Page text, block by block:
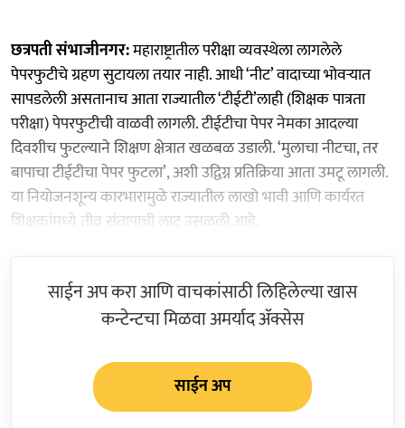
छत्रपती संभाजीनगर:महाराष्ट्रातील परीक्षा व्यवस्थेला लागलेले
पेपरफुटीचे ग्रहण सुटायला तयार नाही. आधी ‘नीट’ वादाच्या भोवऱ्यात
सापडलेली असतानाच आता राज्यातील ‘टीईटी’लाही (शिक्षक पात्रता
परीक्षा) पेपरफुटीची वाळवी लागली. टीईटीचा पेपर नेमका आदल्या
दिवशीच फुटल्याने शिक्षण क्षेत्रात खळबळ उडाली. ‘मुलाचा नीटचा, तर
बापाचा टीईटीचा पेपर फुटला’, अशी उद्विग्न प्रतिक्रिया आता उमटू लागली.
या नियोजनशून्य कारभारामुळे राज्यातील लाखो भावी आणि कार्यरत
शिक्षकांमध्ये तीव्र संतापाची लाट उसळली आहे.
साईन अप करा आणि वाचकांसाठी लिहिलेल्या खास
कन्टेन्टचा मिळवा अमर्याद ॲक्सेस
साईन अप